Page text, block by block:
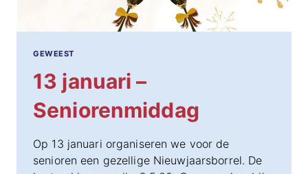
GEWEEST
13 januari –
Seniorenmiddag
Op 13 januari organiseren we voor de
senioren een gezellige Nieuwjaarsborrel. De